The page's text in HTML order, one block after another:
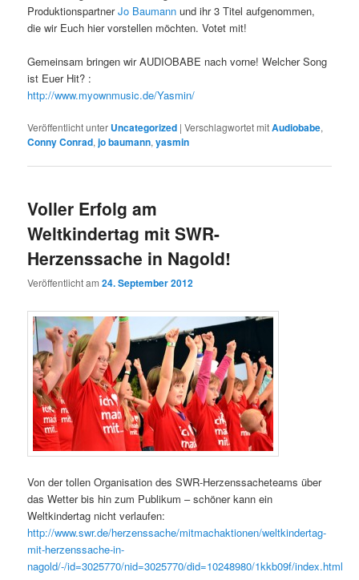
ProduktionspartnerJo Baumann und ihr 3 Titel aufgenommen,
die wir Euch hier vorstellen möchten. Votet mit!
Gemeinsam bringen wir AUDIOBABE nach vorne! Welcher Song
ist Euer Hit? :
http://www.myownmusic.de/Yasmin/
Veröffentlicht unter Uncategorized |Verschlagwortet mitAudiobabe,
Conny Conrad,jo baumann,yasmin
Voller Erfolg am
Weltkindertag mit SWR-
Herzenssache in Nagold!
Veröffentlicht am24. September 2012
Von der tollen Organisation des SWR-Herzenssacheteams über
das Wetter bis hin zum Publikum – schöner kann ein
Weltkindertag nicht verlaufen:
http://www.swr.de/herzenssache/mitmachaktionen/weltkindertag-
mit-herzenssache-in-
nagold/-/id=3025770/nid=3025770/did=10248980/1kkb09f/index.html